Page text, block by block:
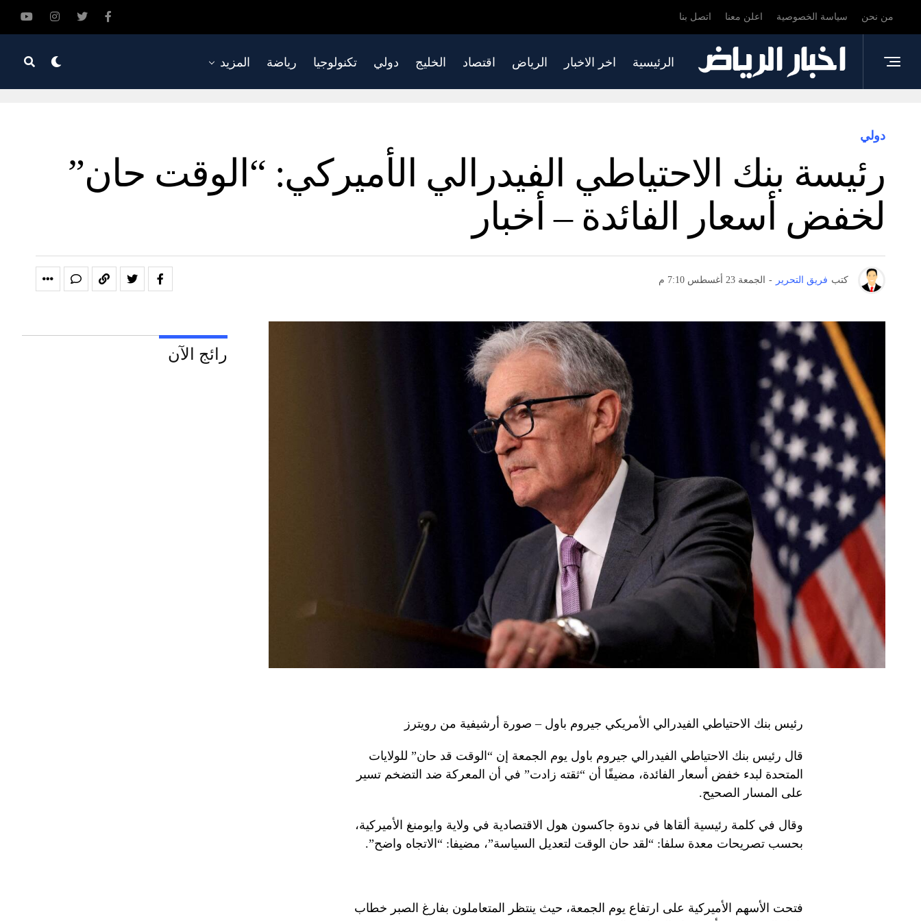
من نحن سياسة الخصوصية اعلن معنا اتصل بنا
الرئيسية اخر الاخبار الرياض اقتصاد الخليج دولي تكنولوجيا رياضة المزيد
دولي
رئيسة بنك الاحتياطي الفيدرالي الأميركي: “الوقت حان”
لخفض أسعار الفائدة – أخبار
كتب فريق التحرير - الجمعة 23 أغسطس 7:10 م
رئيس بنك الاحتياطي الفيدرالي الأمريكي جيروم باول – صورة أرشيفية من رويترز
قال رئيس بنك الاحتياطي الفيدرالي جيروم باول يوم الجمعة إن “الوقت قد حان” للولايات
المتحدة لبدء خفض أسعار الفائدة، مضيفًا أن “ثقته زادت” في أن المعركة ضد التضخم تسير
على المسار الصحيح.
وقال في كلمة رئيسية ألقاها في ندوة جاكسون هول الاقتصادية في ولاية وايومنغ الأميركية،
بحسب تصريحات معدة سلفا: “لقد حان الوقت لتعديل السياسة”، مضيفا: “الاتجاه واضح”.
فتحت الأسهم الأميركية على ارتفاع يوم الجمعة، حيث ينتظر المتعاملون بفارغ الصبر خطاب
رائج الآن